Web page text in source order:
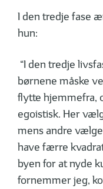
I den tredje fase
hun:
“I den tredje
børnene måske
flytte hjemmefra,
egoistisk. Her
mens andre
have færre
byen for at nyde
fornemmer jeg,